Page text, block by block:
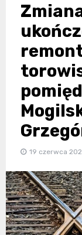
19 czerwca